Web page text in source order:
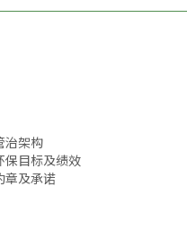
治架构
保目标及绩效
章及承诺